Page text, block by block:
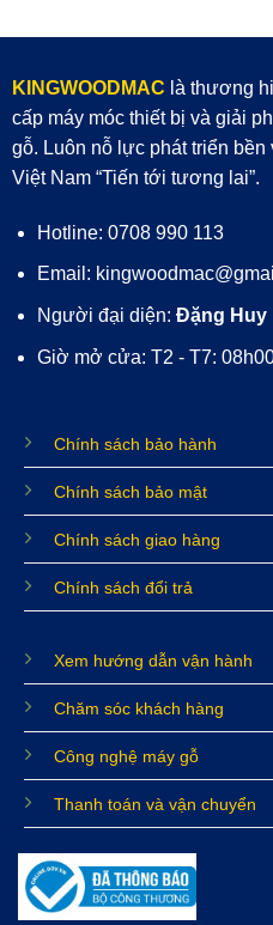
KINGWOODMAC là thương
cấp máy móc thiết bị và giải
gỗ. Luôn nỗ lực phát triển
Việt Nam “Tiến tới tương lai”.
Hotline: 0708 990 113
Email:
Người đại diện: Đặng Huy
Giờ mở cửa: T2 - T7:
Chính sách bảo hành
Chính sách bảo mật
Chính sách giao hàng
Chính sách đổi trả
Xem hướng dẫn vận hành
Chăm sóc khách hàng
Công nghệ máy gỗ
Thanh toán và vận chuyển